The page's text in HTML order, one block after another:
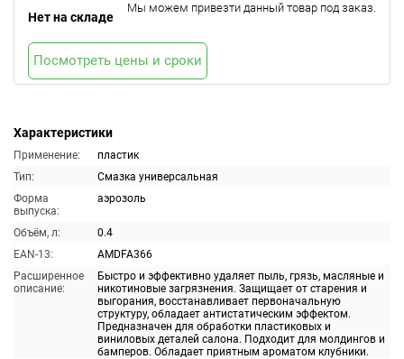
Характеристики
Применение:
пластик
Тип:
Смазка универсальная
Форма
выпуска:
аэрозоль
Объём, л:
0.4
EAN-13:
AMDFA366
Расширенное
описание:
Быстро и эффективно удаляет пыль, грязь, масляные и
никотиновые загрязнения. Защищает от старения и
выгорания, восстанавливает первоначальную
структуру, обладает антистатическим эффектом.
Предназначен для обработки пластиковых и
виниловых деталей салона. Подходит для молдингов и
бамперов. Обладает приятным ароматом клубники.
Нет на складе
Мы можем привезти данный товар под заказ.
Посмотреть цены и сроки